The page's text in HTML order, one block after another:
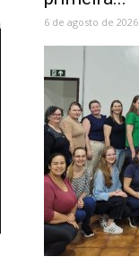
6 de agosto de 2026